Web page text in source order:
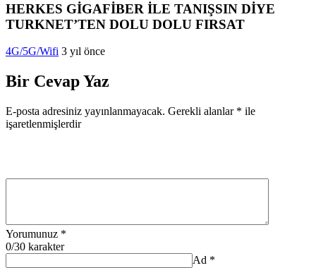
HERKES GİGAFİBER İLE TANIŞSIN DİYE
TURKNET’TEN DOLU DOLU FIRSAT
4G/5G/Wifi 3 yıl önce
Bir Cevap Yaz
E-posta adresiniz yayınlanmayacak. Gerekli alanlar * ile
işaretlenmişlerdir
Yorumunuz *
0/30 karakter
Ad *